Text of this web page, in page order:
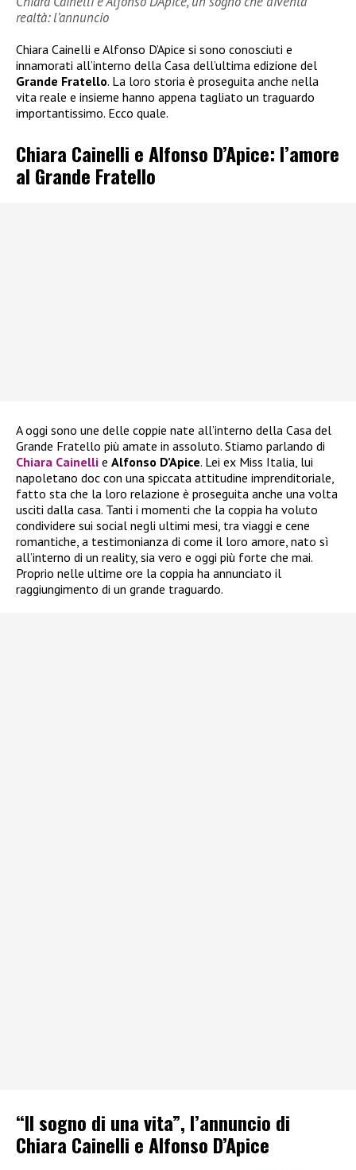
realtà: l’annuncio
Chiara Cainelli e Alfonso D’Apice si sono conosciuti e
innamorati all’interno della Casa dell’ultima edizione del
Grande Fratello. La loro storia è proseguita anche nella
vita reale e insieme hanno appena tagliato un traguardo
importantissimo. Ecco quale.
Chiara Cainelli e Alfonso D’Apice: l’amore
al Grande Fratello
A oggi sono une delle coppie nate all’interno della Casa del
Grande Fratello più amate in assoluto. Stiamo parlando di
Chiara Cainelli e Alfonso D’Apice. Lei ex Miss Italia, lui
napoletano doc con una spiccata attitudine imprenditoriale,
fatto sta che la loro relazione è proseguita anche una volta
usciti dalla casa. Tanti i momenti che la coppia ha voluto
condividere sui social negli ultimi mesi, tra viaggi e cene
romantiche, a testimonianza di come il loro amore, nato sì
all’interno di un reality, sia vero e oggi più forte che mai.
Proprio nelle ultime ore la coppia ha annunciato il
raggiungimento di un grande traguardo.
“Il sogno di una vita”, l’annuncio di
Chiara Cainelli e Alfonso D’Apice